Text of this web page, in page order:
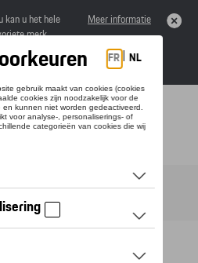
kan u het hele
merk
kunnen
Meer informatie
navigation